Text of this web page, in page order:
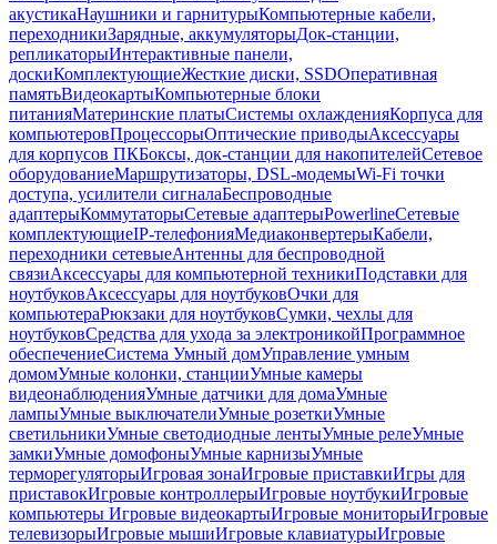
акустикаНаушники и гарнитурыКомпьютерные кабели,
переходникиЗарядные, аккумуляторыДок-станции,
репликаторыИнтерактивные панели,
доскиКомплектующиеЖесткие диски, SSDОперативная
памятьВидеокартыКомпьютерные блоки
питанияМатеринские платыСистемы охлажденияКорпуса для
компьютеровПроцессорыОптические приводыАксессуары
для корпусов ПКБоксы, док-станции для накопителейСетевое
оборудованиеМаршрутизаторы, DSL-модемыWi-Fi точки
доступа, усилители сигналаБеспроводные
адаптерыКоммутаторыСетевые адаптерыPowerlineСетевые
комплектующиеIP-телефонияМедиаконвертерыКабели,
переходники сетевыеАнтенны для беспроводной
связиАксессуары для компьютерной техникиПодставки для
ноутбуковАксессуары для ноутбуковОчки для
компьютераРюкзаки для ноутбуковСумки, чехлы для
ноутбуковСредства для ухода за электроникойПрограммное
обеспечениеСистема Умный домУправление умным
домомУмные колонки, станцииУмные камеры
видеонаблюденияУмные датчики для домаУмные
лампыУмные выключателиУмные розеткиУмные
светильникиУмные светодиодные лентыУмные релеУмные
замкиУмные домофоныУмные карнизыУмные
терморегуляторыИгровая зонаИгровые приставкиИгры для
приставокИгровые контроллерыИгровые ноутбукиИгровые
компьютеры Игровые видеокартыИгровые мониторыИгровые
телевизорыИгровые мышиИгровые клавиатурыИгровые